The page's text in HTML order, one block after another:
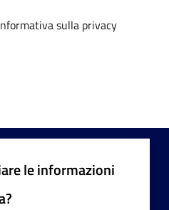
sulla privacy
le informazioni